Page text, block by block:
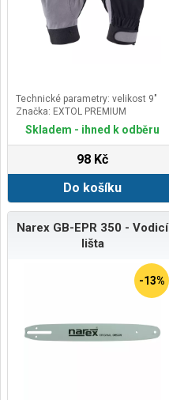
Technické parametry: velikost 9"
Značka: EXTOL PREMIUM
Skladem - ihned k odběru
98 Kč
Do košíku
Narex GB-EPR 350 - Vodicí
lišta
-13%